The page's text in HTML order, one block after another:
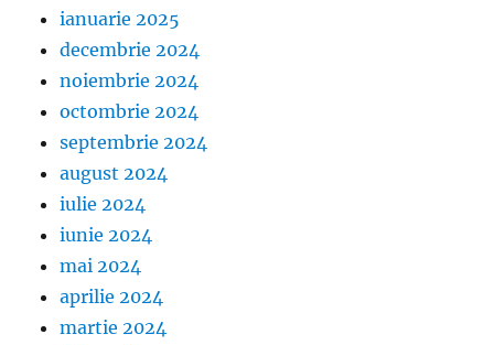
ianuarie 2025
decembrie 2024
noiembrie 2024
octombrie 2024
septembrie 2024
august 2024
iulie 2024
iunie 2024
mai 2024
aprilie 2024
martie 2024